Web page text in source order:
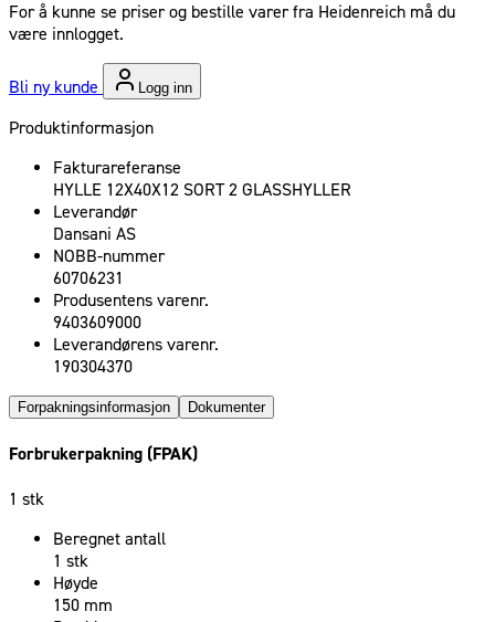
For å kunne se priser og bestille varer fra Heidenreich må du
være innlogget.
Bli ny kunde Logg inn
Produktinformasjon
Fakturareferanse
HYLLE 12X40X12 SORT 2 GLASSHYLLER
Leverandør
Dansani AS
NOBB-nummer
60706231
Produsentens varenr.
9403609000
Leverandørens varenr.
190304370
Forpakningsinformasjon Dokumenter
Forbrukerpakning (FPAK)
1 stk
Beregnet antall
1 stk
Høyde
150 mm